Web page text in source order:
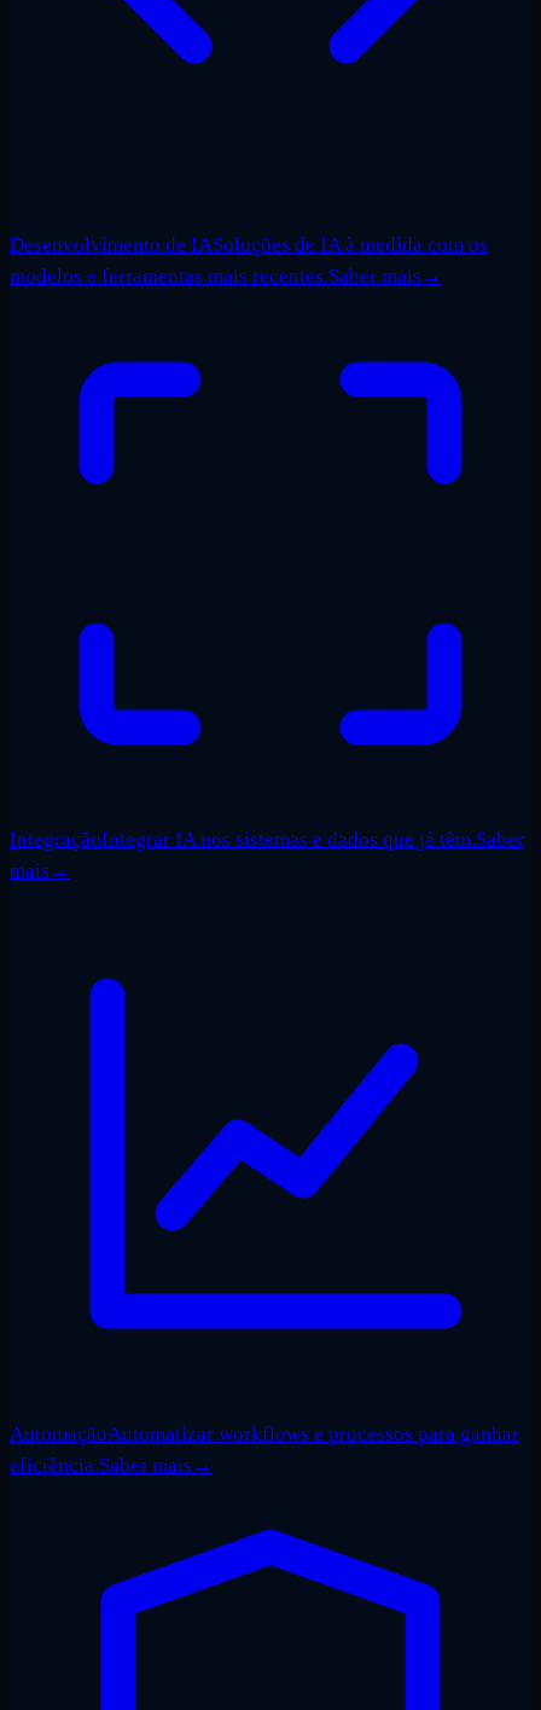
Desenvolvimento de IASoluções de IA à medida com os
modelos e ferramentas mais recentes.Saber mais →
IntegraçãoIntegrar IA nos sistemas e dados que já têm.Saber
mais →
AutomaçãoAutomatizar workflows e processos para ganhar
eficiência.Saber mais →